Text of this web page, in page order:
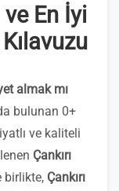
En İyi
almak mı
bulunan 0+
ve kaliteli
Çankırı
Çankırı